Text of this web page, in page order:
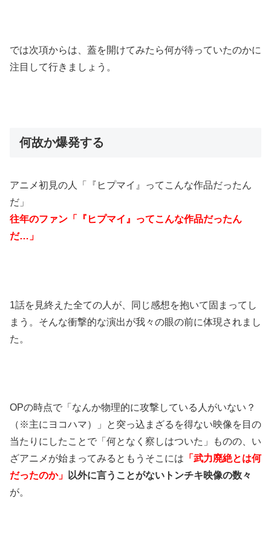
では次項からは、蓋を開けてみたら何が待っていたのかに
注目して行きましょう。
何故か爆発する
アニメ初見の人「『ヒプマイ』ってこんな作品だったん
だ」
往年のファン「『ヒプマイ』ってこんな作品だったん
だ…」
1話を見終えた全ての人が、同じ感想を抱いて固まってし
まう。そんな衝撃的な演出が我々の眼の前に体現されまし
た。
OPの時点で「なんか物理的に攻撃している人がいない？
（※主にヨコハマ）」と突っ込まざるを得ない映像を目の
当たりにしたことで「何となく察しはついた」ものの、い
ざアニメが始まってみるともうそこには 「武力廃絶とは何
だったのか」
以外に言うことがないトンチキ映像の数々
が。